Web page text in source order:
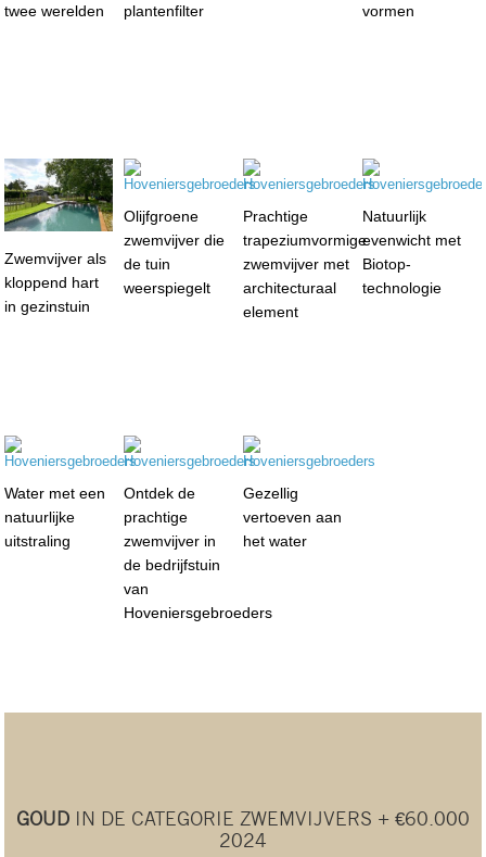
twee werelden
plantenfilter
vormen
Zwemvijver als
kloppend hart
in gezinstuin
Olijfgroene
zwemvijver die
de tuin
weerspiegelt
Prachtige
trapeziumvormige
zwemvijver met
architecturaal
element
Natuurlijk
evenwicht met
Biotop-
technologie
Water met een
natuurlijke
uitstraling
Ontdek de
prachtige
zwemvijver in
de bedrijfstuin
van
Hoveniersgebroeders
Gezellig
vertoeven aan
het water
GOUDIN DE CATEGORIE ZWEMVIJVERS + €60.000
2024